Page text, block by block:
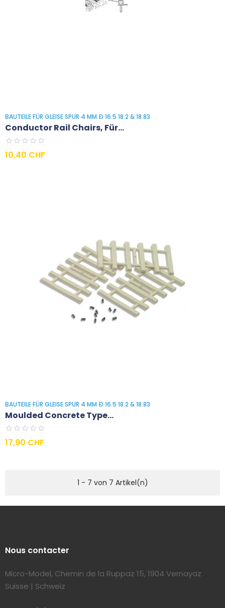
BAUTEILE FÜR GLEISE SPUR 4 MM Ð 16.5 18.2 & 18.83
Conductor Rail Chairs, Für...
Preis
10,40 CHF
BAUTEILE FÜR GLEISE SPUR 4 MM Ð 16.5 18.2 & 18.83
Moulded Concrete Type...
Preis
17,90 CHF
1 - 7 von 7 Artikel(n)
Nous contacter
Micro-Model, Chemin de la Ruppaz 15, 1904 Vernayaz
Suisse | Schweiz